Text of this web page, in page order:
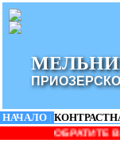
НАЧАЛО |
ВНИМАНИЕ!